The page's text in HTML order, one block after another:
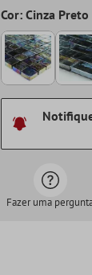
Cor: Cinza Preto
Fazer uma